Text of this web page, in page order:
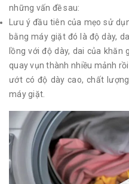
những vấn đề sau:
Lưu ý đầu tiên của mẹo sử
bằng máy giặt đó là độ dày,
lồng với độ dày, dai của
quay vụn thành nhiều mảnh
ướt có độ dày cao, chất
máy giặt.